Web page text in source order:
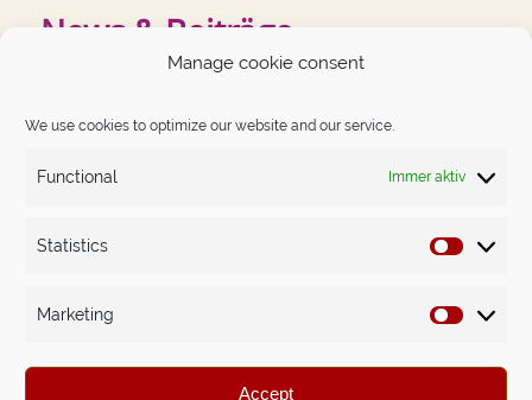
Manage cookie consent
We use cookies to optimize our website and our service.
Functional Immer aktiv
Statistics
Marketing
Accept
News & Beiträge
NEUESTE BEITRÄGE
German Angst auf dem Prüfstand
machen, als du bist.
The Big Leap in Sachen Money Mindset: Astrids Weg